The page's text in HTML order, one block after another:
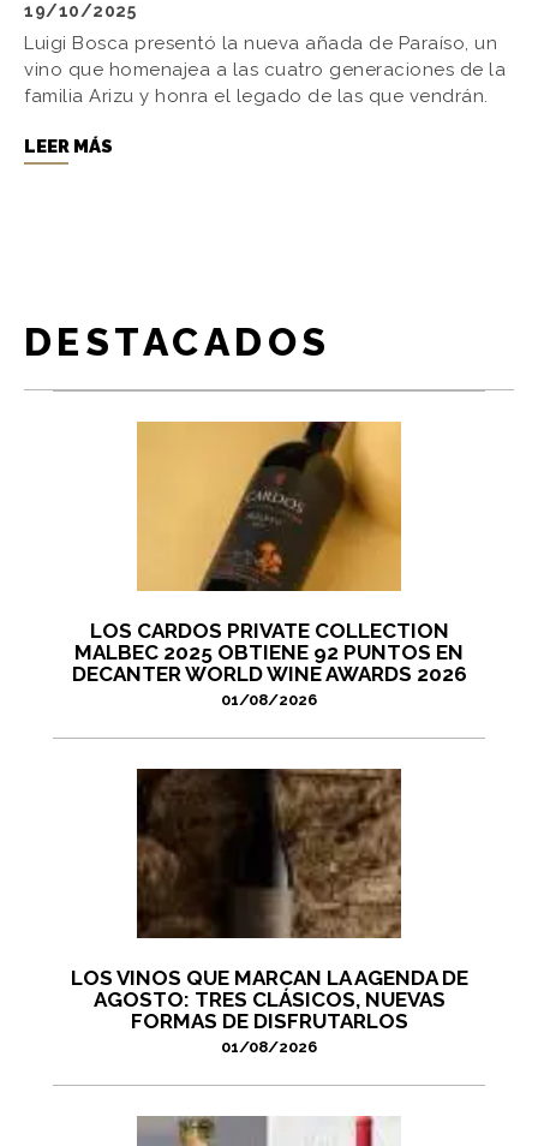
19/10/2025
Luigi Bosca presentó la nueva añada de Paraíso, un
vino que homenajea a las cuatro generaciones de la
familia Arizu y honra el legado de las que vendrán.
LEER MÁS
DESTACADOS
LOS CARDOS PRIVATE COLLECTION
MALBEC 2025 OBTIENE 92 PUNTOS EN
DECANTER WORLD WINE AWARDS 2026
01/08/2026
LOS VINOS QUE MARCAN LA AGENDA DE
AGOSTO: TRES CLÁSICOS, NUEVAS
FORMAS DE DISFRUTARLOS
01/08/2026